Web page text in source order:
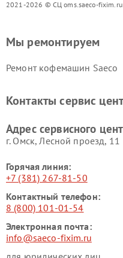
2021-2026 © СЦ oms.saeco-fixim.ru
Мы ремонтируем
Ремонт кофемашин Saeco
Контакты сервис
Адрес сервисного
г. Омск, ​Лесной проезд, 11
Горячая линия:
+7 (381) 267-81-50
Контактный телефон:
8 (800) 101-01-54
Электронная почта:
info@saeco-fixim.ru